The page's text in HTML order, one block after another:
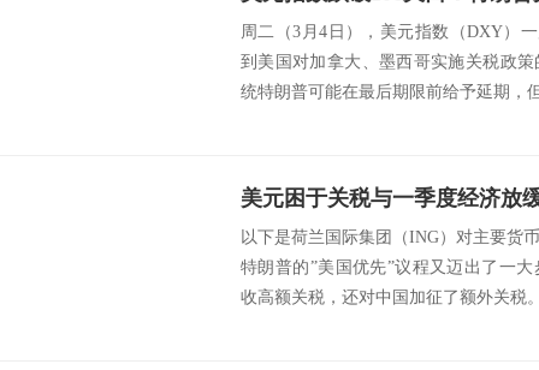
周二（3月4日），美元指数（DXY）
到美国对加拿大、墨西哥实施关税政
统特朗普可能在最后期限前给予延期，
以下是荷兰国际集团（ING）对主要货
特朗普的”美国优先”议程又迈出了一
收高额关税，还对中国加征了额外关税